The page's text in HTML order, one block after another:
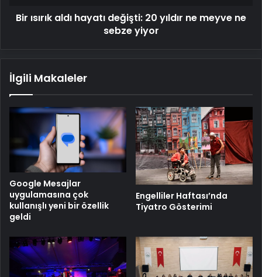
neBir ısırık aldı hayatı değişti: 20 yıldır ne meyve ne
sebze yiyor
İlgili Makaleler
Google Mesajlar
uygulamasına çok
kullanışlı yeni bir özellik
geldi
Engelliler Haftası’nda
Tiyatro Gösterimi